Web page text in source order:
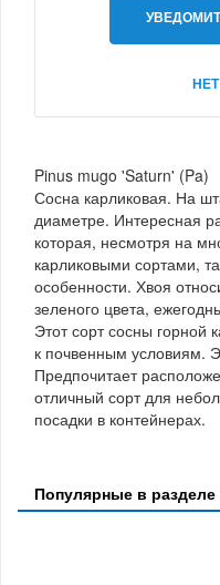
Pinus mugo 'Saturn' (Pa)
Сосна карликовая. На
диаметре. Интересная
которая, несмотря на
карликовыми сортами,
особенности. Хвоя
зеленого цвета,
Этот сорт сосны горной
к почвенным условиям.
Предпочитает
отличный сорт для
посадки в контейнерах.
Популярные в разделе